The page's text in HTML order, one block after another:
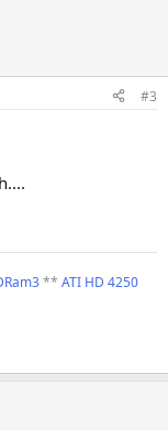
#3
** ATI HD 4250